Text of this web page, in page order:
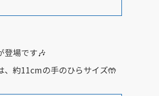
登場です🎶
、約11cmの手のひらサイズ🤲